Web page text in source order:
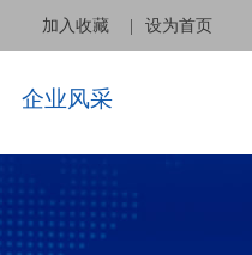
加入收藏 设为首页
企业风采